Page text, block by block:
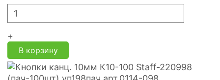
+
В корзину